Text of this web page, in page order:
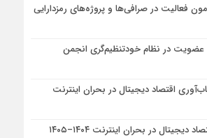
فعالیت در صرافی‌ها و پروژه‌های رمزدارایی
در نظام خودتنظیم‌گری انجمن
اقتصاد دیجیتال در بحران اینترنت
دیجیتال در بحران اینترنت ۱۴۰۴–۱۴۰۵